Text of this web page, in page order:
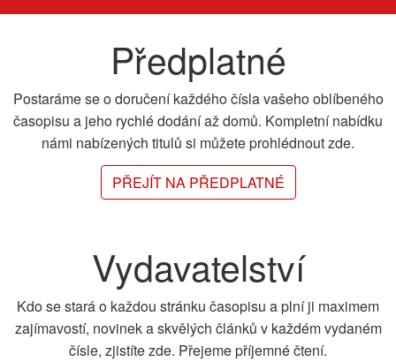
Předplatné
Postaráme se o doručení každého čísla vašeho oblíbeného
časopisu a jeho rychlé dodání až domů. Kompletní nabídku
námi nabízených titulů si můžete prohlédnout zde.
PŘEJÍT NA PŘEDPLATNÉ
Vydavatelství
Kdo se stará o každou stránku časopisu a plní ji maximem
zajímavostí, novinek a skvělých článků v každém vydaném
čísle, zjistíte zde. Přejeme příjemné čtení.